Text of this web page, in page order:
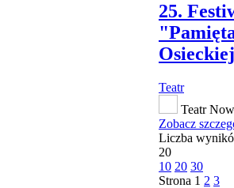
25.
Teatr
Teatr
Zobacz
Liczba
20
10 20 30
Strona 1 2 3